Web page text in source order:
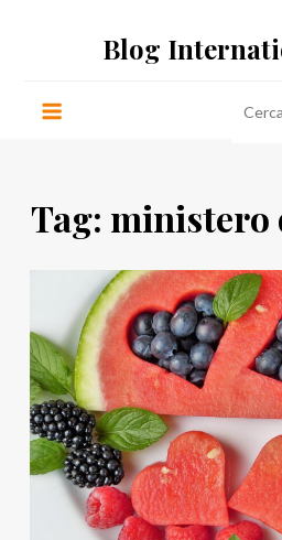
Blog
per:
Tag: ministero